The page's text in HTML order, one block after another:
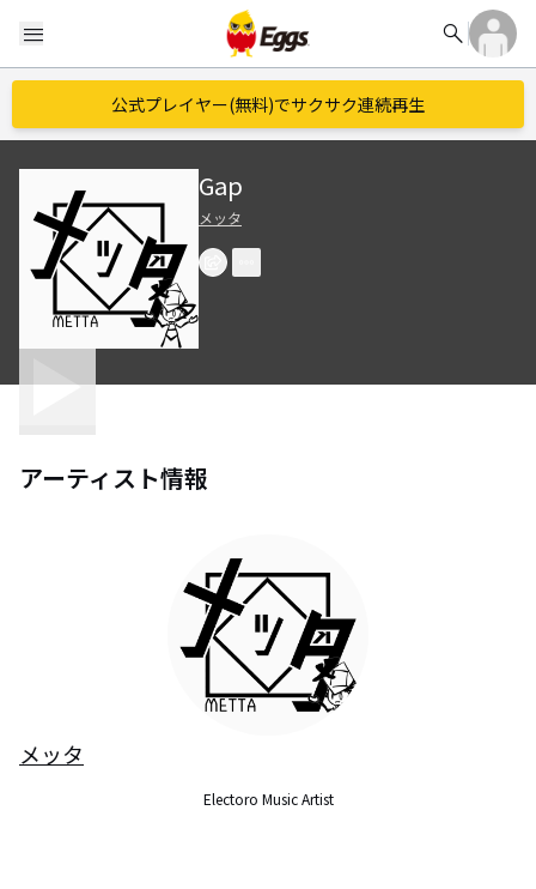
menu search
公式プレイヤー(無料)でサクサク連続再生
Gap
メッタ
アーティスト情報
メッタ
Electoro Music Artist